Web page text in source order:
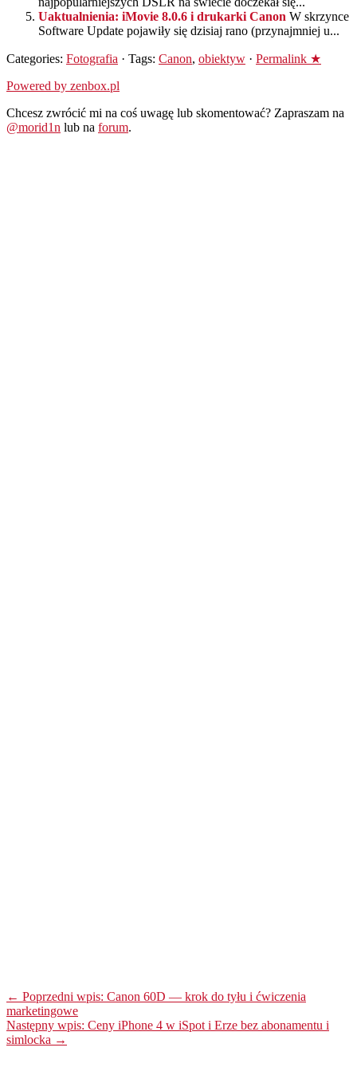
Uaktualnienia: iMovie 8.0.6 i drukarki Canon W skrzynce
Software Update pojawiły się dzisiaj rano (przynajmniej u...
Categories: Fotografia · Tags: Canon, obiektyw · Permalink ★
Powered by zenbox.pl
Chcesz zwrócić mi na coś uwagę lub skomentować? Zapraszam na
@morid1n lub na forum.
← Poprzedni wpis: Canon 60D — krok do tyłu i ćwiczenia
marketingowe
Następny wpis: Ceny iPhone 4 w iSpot i Erze bez abonamentu i
simlocka →